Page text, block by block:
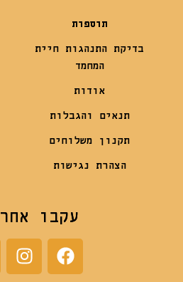
תוספות
בדיקת התנהגות חיית
המחמד
אודות
תנאים והגבלות
תקנון משלוחים
הצהרת נגישות
עקבו